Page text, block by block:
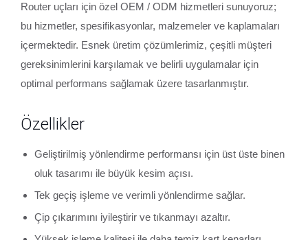
Router uçları için özel OEM / ODM hizmetleri sunuyoruz;
bu hizmetler, spesifikasyonlar, malzemeler ve kaplamaları
içermektedir. Esnek üretim çözümlerimiz, çeşitli müşteri
gereksinimlerini karşılamak ve belirli uygulamalar için
optimal performans sağlamak üzere tasarlanmıştır.
Özellikler
Geliştirilmiş yönlendirme performansı için üst üste binen
oluk tasarımı ile büyük kesim açısı.
Tek geçiş işleme ve verimli yönlendirme sağlar.
Çip çıkarımını iyileştirir ve tıkanmayı azaltır.